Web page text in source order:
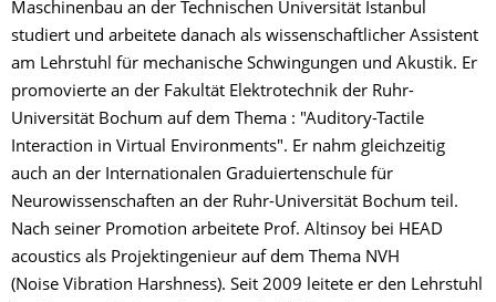
Maschinenbau an der Technischen Universität Istanbul
studiert und arbeitete danach als wissenschaftlicher Assistent
am Lehrstuhl für mechanische Schwingungen und Akustik. Er
promovierte an der Fakultät Elektrotechnik der Ruhr-
Universität Bochum auf dem Thema : "Auditory-Tactile
Interaction in Virtual Environments". Er nahm gleichzeitig
auch an der Internationalen Graduiertenschule für
Neurowissenschaften an der Ruhr-Universität Bochum teil.
Nach seiner Promotion arbeitete Prof. Altinsoy bei HEAD
acoustics als Projektingenieur auf dem Thema NVH
(Noise Vibration Harshness). Seit 2009 leitete er den Lehrstuhl